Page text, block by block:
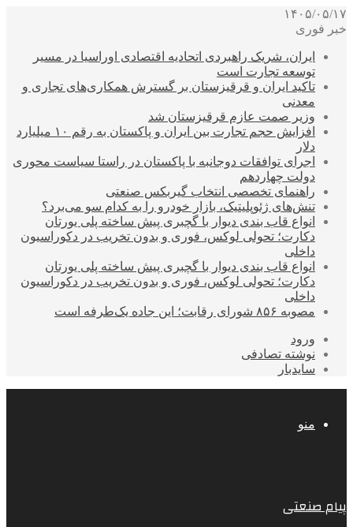
۱۴۰۵/۰۵/۱۷
خبر فوری
ایران، شریک راهبردی اتحادیه اقتصادی اوراسیا در مسیر
توسعه تجارت است
تاکید ایران و قرقیزستان بر گسترش همکاری‌های تجاری و
معدنی
وزیر صمت عازم قرقیزستان شد
افزایش حجم تجارت بین ایران و پاکستان به رقم ۱۰ میلیارد
دلار
اجرای توافقات دوجانبه با پاکستان در راستا سیاست محوری
دولت چهاردهم
راهنمای تخصصی انتخاب گیربکس صنعتی
تنش‌های ژئوپلیتیک، بازار خودرو را به کدام سو می‌برد؟
انواع قاب بندی دیوار با گچبری پیش ساخته پلی یورتان
دکارت؛ تحولی لوکس، فوری و بدون تخریب در دکوراسیون
داخلی
انواع قاب بندی دیوار با گچبری پیش ساخته پلی یورتان
دکارت؛ تحولی لوکس، فوری و بدون تخریب در دکوراسیون
داخلی
مصوبه ۸۵۶ شورای رقابت؛ این جاده یک‌طرفه است
ورود
نوشته تصادفی
سایدبار
منو
پیام صنعتی